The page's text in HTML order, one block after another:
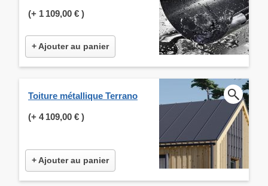
(+ 1 109,00 € )
+ Ajouter au panier
Toiture métallique Terrano
(+ 4 109,00 € )
+ Ajouter au panier